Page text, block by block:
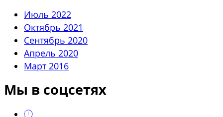
Июль 2022
Октябрь 2021
Сентябрь 2020
Апрель 2020
Март 2016
Мы в соцсетях